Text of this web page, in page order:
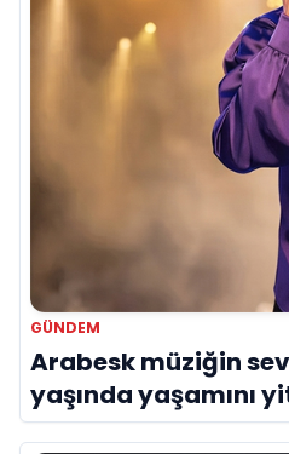
GÜNDEM
Arabesk müziğin
yaşında yaşamını